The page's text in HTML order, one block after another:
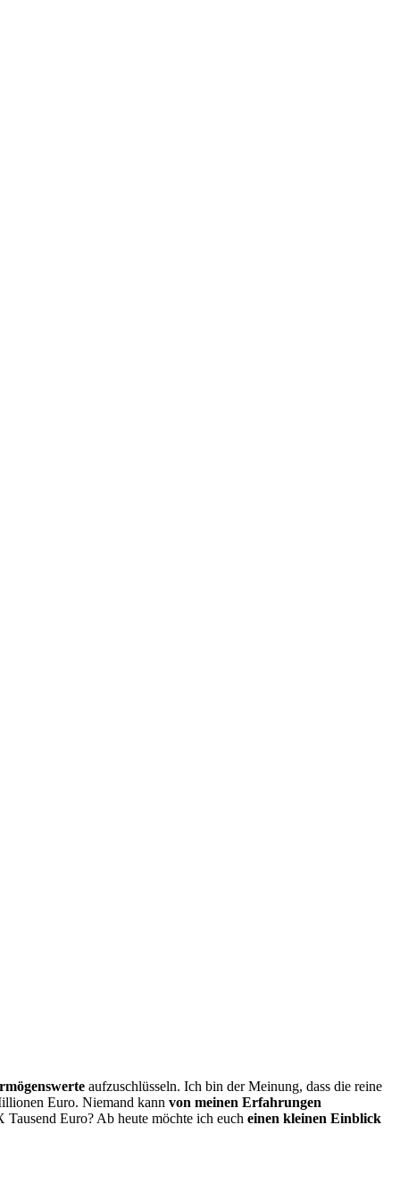
aufzuschlüsseln. Ich bin der Meinung, dass die reine
Euro. Niemand kann von meinen Erfahrungen
Euro? Ab heute möchte ich euch einen kleinen Einblick